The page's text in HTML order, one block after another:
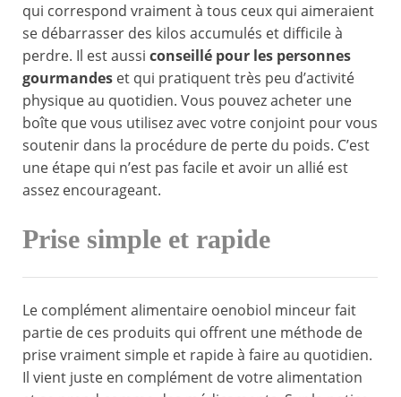
qui correspond vraiment à tous ceux qui aimeraient
se débarrasser des kilos accumulés et difficile à
perdre. Il est aussi conseillé pour les personnes
gourmandes et qui pratiquent très peu d’activité
physique au quotidien. Vous pouvez acheter une
boîte que vous utilisez avec votre conjoint pour vous
soutenir dans la procédure de perte du poids. C’est
une étape qui n’est pas facile et avoir un allié est
assez encourageant.
Prise simple et rapide
Le complément alimentaire oenobiol minceur fait
partie de ces produits qui offrent une méthode de
prise vraiment simple et rapide à faire au quotidien.
Il vient juste en complément de votre alimentation